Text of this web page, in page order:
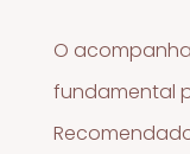
O
fundamental